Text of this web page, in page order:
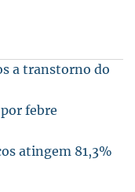
a transtorno do
febre
atingem 81,3%